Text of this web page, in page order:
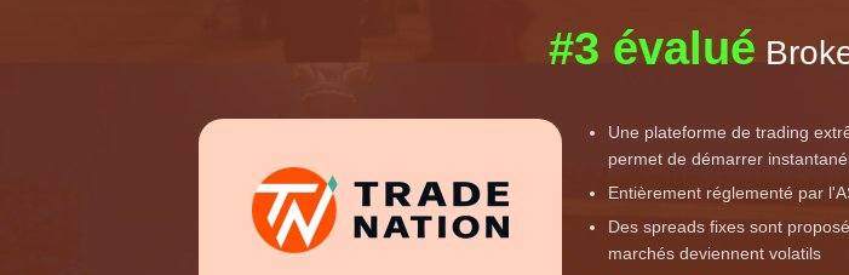
#3 évalué
Une plateforme de trading
permet de démarrer
Entièrement réglementé par
Des spreads fixes sont
marchés deviennent volatils